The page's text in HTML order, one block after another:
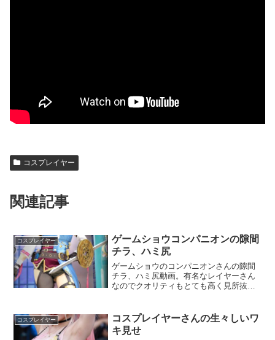
コスプレイヤー
関連記事
コスプレイヤー
ゲームショウコンパニオンの隙間
チラ、ハミ尻
ゲームショウのコンパニオンさんの隙間
チラ、ハミ尻動画。有名なレイヤーさん
なのでクオリティもとても高く見所抜群
コスプレイヤー
コスプレイヤーさんの生々しいワ
キ見せ